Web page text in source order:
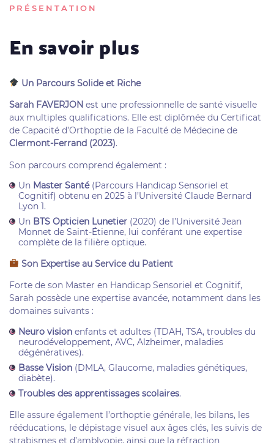
PRÉSENTATION
En savoir plus
Un Parcours Solide et Riche
Sarah FAVERJON est une professionnelle de santé visuelle
aux multiples qualifications. Elle est diplômée du Certificat
de Capacité d’Orthoptie de la Faculté de Médecine de
Clermont-Ferrand (2023).
Son parcours comprend également :
Un Master Santé(Parcours Handicap Sensoriel et
Cognitif) obtenu en 2025 à l’Université Claude Bernard
Lyon 1.
Un BTS Opticien Lunetier (2020) de l’Université Jean
Monnet de Saint-Étienne, lui conférant une expertise
complète de la filière optique.
Son Expertise au Service du Patient
Forte de son Master en Handicap Sensoriel et Cognitif,
Sarah possède une expertise avancée, notamment dans les
domaines suivants :
Neuro vision enfants et adultes (TDAH, TSA, troubles du
neurodéveloppement, AVC, Alzheimer, maladies
dégénératives).
Basse Vision (DMLA, Glaucome, maladies génétiques,
diabète).
Troubles des apprentissages scolaires.
Elle assure également l’orthoptie générale, les bilans, les
rééducations, le dépistage visuel aux âges clés, les suivis de
strabismes et d’amblyopie, ainsi que la réfraction